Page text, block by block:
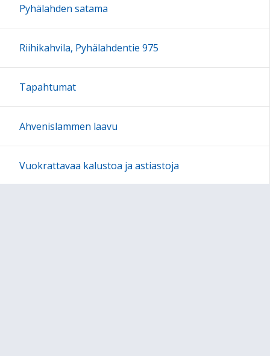
Pyhälahden satama
Riihikahvila, Pyhälahdentie 975
Tapahtumat
Ahvenislammen laavu
Vuokrattavaa kalustoa ja astiastoja